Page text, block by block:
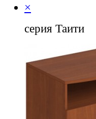
×
серия Таити